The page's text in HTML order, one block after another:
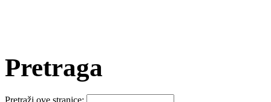
Pretraga
Pretraži ove stranice: